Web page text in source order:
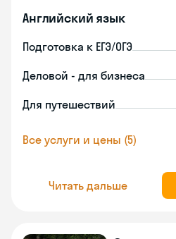
Английский язык
Подготовка к ЕГЭ/ОГЭ
Деловой - для бизнеса
Для путешествий
Все услуги и цены (5)
Читать дальше